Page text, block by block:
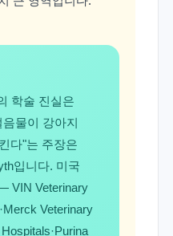
학술 진실은
물이 강아지
다"는 주장은
입니다. 미국
VIN Veterinary
Veterinary